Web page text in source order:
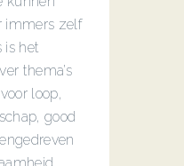
immers zelf
is het
thema’s
loop,
good